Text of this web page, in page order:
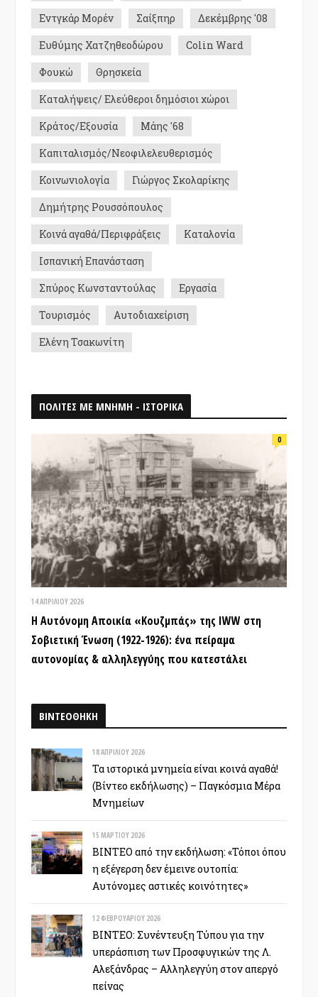
Εντγκάρ Μορέν
Σαίξπηρ
Δεκέμβρης '08
Ευθύμης Χατζηθεοδώρου
Colin Ward
Φουκώ
Θρησκεία
Καταλήψεις/ Ελεύθεροι δημόσιοι χώροι
Κράτος/Εξουσία
Μάης '68
Καπιταλισμός/Νεοφιλελευθερισμός
Κοινωνιολογία
Γιώργος Σκολαρίκης
Δημήτρης Ρουσσόπουλος
Κοινά αγαθά/Περιφράξεις
Καταλονία
Ισπανική Επανάσταση
Σπύρος Κωνσταντούλας
Εργασία
Τουρισμός
Αυτοδιαχείριση
Ελένη Τσακωνίτη
ΠΟΛΙΤΕΣ ΜΕ ΜΝΗΜΗ - ΙΣΤΟΡΙΚΑ
0
14 ΑΠΡΙΛΊΟΥ 2026
Η Αυτόνομη Αποικία «Κουζμπάς» της IWW στη
Σοβιετική Ένωση (1922-1926): ένα πείραμα
αυτονομίας & αλληλεγγύης που κατεστάλει
ΒΙΝΤΕΟΘΗΚΗ
18 ΑΠΡΙΛΊΟΥ 2026
Τα ιστορικά μνημεία είναι κοινά αγαθά!
(Βίντεο εκδήλωσης) – Παγκόσμια Μέρα
Μνημείων
15 ΜΑΡΤΊΟΥ 2026
ΒΙΝΤΕΟ από την εκδήλωση: «Τόποι όπου
η εξέγερση δεν έμεινε ουτοπία:
Αυτόνομες αστικές κοινότητες»
12 ΦΕΒΡΟΥΑΡΊΟΥ 2026
ΒΙΝΤΕΟ: Συνέντευξη Τύπου για την
υπεράσπιση των Προσφυγικών της Λ.
Αλεξάνδρας – Αλληλεγγύη στον απεργό
πείνας